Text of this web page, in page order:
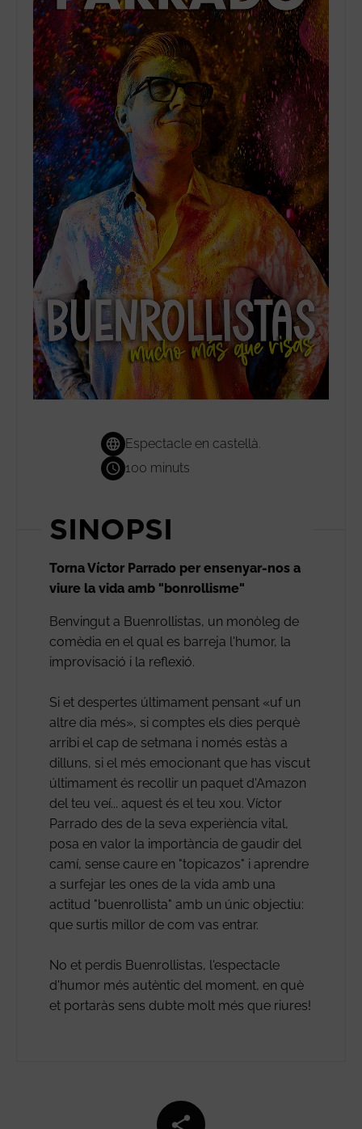
Espectacle en castellà.
100 minuts
SINOPSI
Torna Víctor Parrado per ensenyar-nos a
viure la vida amb "bonrollisme"
Benvingut a Buenrollistas, un monòleg de
comèdia en el qual es barreja l'humor, la
improvisació i la reflexió.
Si et despertes últimament pensant «uf un
altre dia més», si comptes els dies perquè
arribi el cap de setmana i només estàs a
dilluns, si el més emocionant que has viscut
últimament és recollir un paquet d'Amazon
del teu veí... aquest és el teu xou. Víctor
Parrado des de la seva experiència vital,
posa en valor la importància de gaudir del
camí, sense caure en "topicazos" i aprendre
a surfejar les ones de la vida amb una
actitud "buenrollista" amb un únic objectiu:
que surtis millor de com vas entrar.
No et perdis Buenrollistas, l'espectacle
d'humor més autèntic del moment, en què
et portaràs sens dubte molt més que riures!